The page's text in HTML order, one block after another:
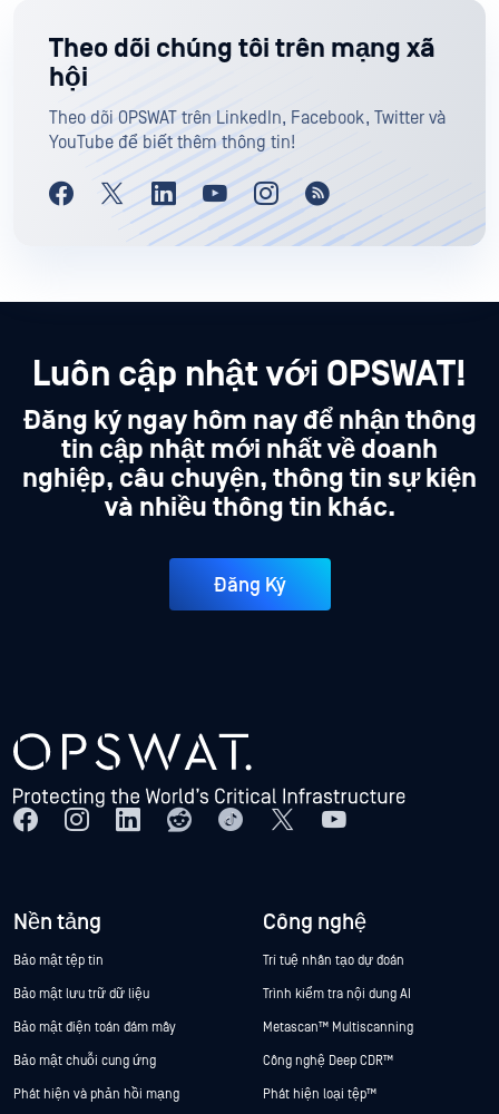
Theo dõi chúng tôi trên mạng xã
hội
Theo dõi OPSWAT trên LinkedIn, Facebook, Twitter và
YouTube để biết thêm thông tin!
Luôn cập nhật với OPSWAT!
Đăng ký ngay hôm nay để nhận thông
tin cập nhật mới nhất về doanh
nghiệp, câu chuyện, thông tin sự kiện
và nhiều thông tin khác.
Đăng Ký
Nền tảng
Bảo mật tệp tin
Bảo mật lưu trữ dữ liệu
Bảo mật điện toán đám mây
Bảo mật chuỗi cung ứng
Phát hiện và phản hồi mạng
Công nghệ
Trí tuệ nhân tạo dự đoán
Trình kiểm tra nội dung AI
Metascan™ Multiscanning
Công nghệ Deep CDR™
Phát hiện loại tệp™